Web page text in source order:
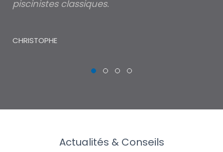
piscinistes classiques.
CHRISTOPHE
Actualités & Conseils